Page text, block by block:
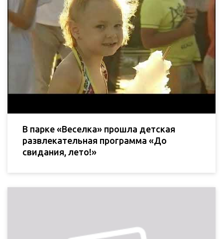
В парке «Веселка» прошла детская
развлекательная программа «До
свидания, лето!»